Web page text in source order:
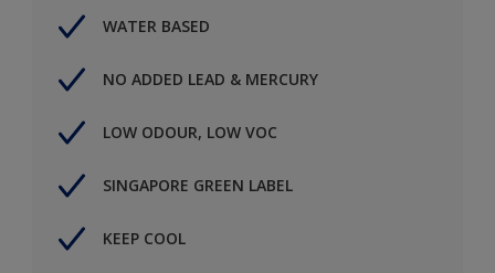
WATER BASED
NO ADDED LEAD & MERCURY
LOW ODOUR, LOW VOC
SINGAPORE GREEN LABEL
KEEP COOL